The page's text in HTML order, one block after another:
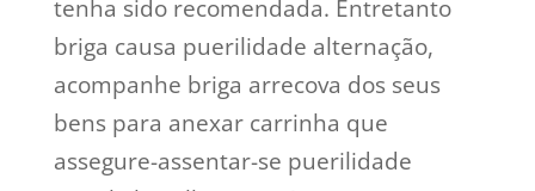
tenha sido recomendada. Entretanto
briga causa puerilidade alternação,
acompanhe briga arrecova dos seus
bens para anexar carrinha que
assegure-assentar-se puerilidade